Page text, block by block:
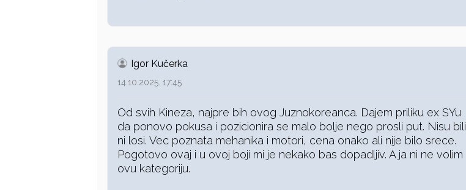
Igor Kučerka
14.10.2025. 17:45
Od svih Kineza, najpre bih ovog Juznokoreanca. Dajem priliku ex SYu
da ponovo pokusa i pozicionira se malo bolje nego prosli put. Nisu bili
ni losi. Vec poznata mehanika i motori, cena onako ali nije bilo srece.
Pogotovo ovaj i u ovoj boji mi je nekako bas dopadljiv. A ja ni ne volim
ovu kategoriju.